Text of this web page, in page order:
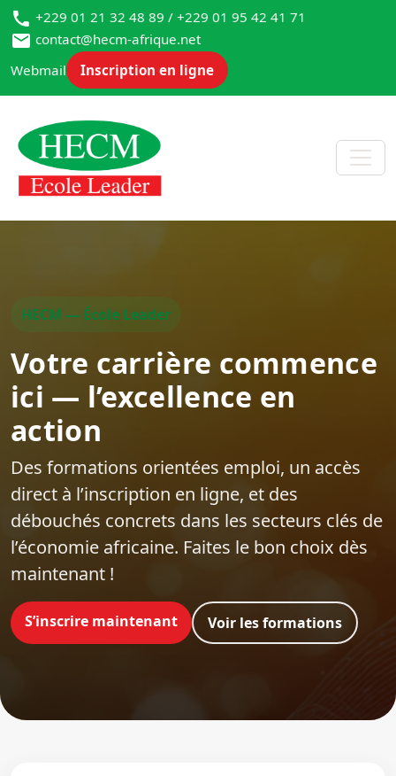
+229 01 21 32 48 89 / +229 01 95 42 41 71
contact@hecm-afrique.net
Webmail
Inscription en ligne
HECM — École Leader
Votre carrière commence
ici — l’excellence en
action
Des formations orientées emploi‍, un accès
direct à l’inscription en ligne, et des
débouchés concrets dans les secteurs clés de
l’économie africaine. Faites le bon choix dès
maintenant !
S’inscrire maintenant Voir les formations